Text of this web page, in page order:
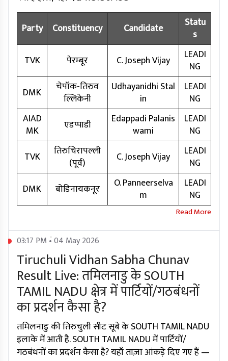
Party
Constituency Candidate
Statu
s
TVK
पेरम्बूर C. Joseph Vijay
LEADI
NG
DMK
चेपॉक-तिरुव
ल्लिकेनी
Udhayanidhi Stal
in
LEADI
NG
AIAD
MK
एडप्पाडी
Edappadi Palanis
wami
LEADI
NG
TVK
तिरुचिरापल्ली
(पूर्व)
C. Joseph Vijay
LEADI
NG
DMK
बोडिनायकनूर
O. Panneerselva
m
LEADI
NG
03:17 PM • 04 May 2026
Tiruchuli Vidhan Sabha Chunav
Result Live: तमिलनाडु के SOUTH
TAMIL NADU क्षेत्र में पार्टियों/गठबंधनों
का प्रदर्शन कैसा है?
तमिलनाडु की तिरुचुली सीट सूबे के SOUTH TAMIL NADU
इलाके में आती है. SOUTH TAMIL NADU में पार्टियों/
गठबंधनों का प्रदर्शन कैसा है? यहाँ ताज़ा आंकड़े दिए गए हैं —